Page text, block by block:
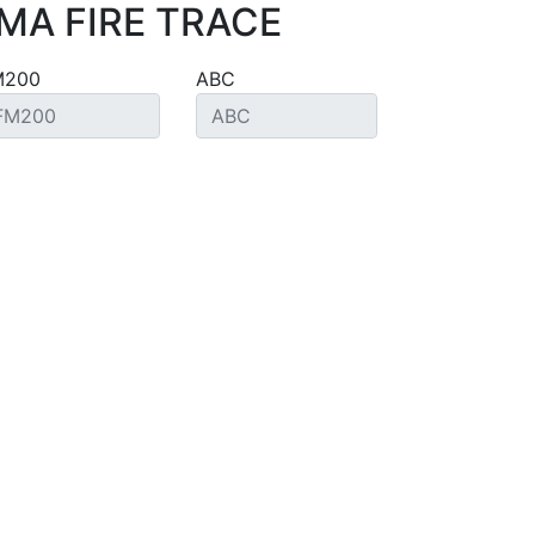
FIRE TRACE
ABC